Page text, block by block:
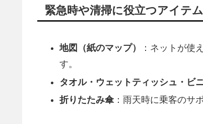
緊急時や清掃に役立つアイテム
地図（紙のマップ）
：ネットが使
す。
タオル・ウェットティッシュ・ビ
折りたたみ傘：雨天時に乗客のサ